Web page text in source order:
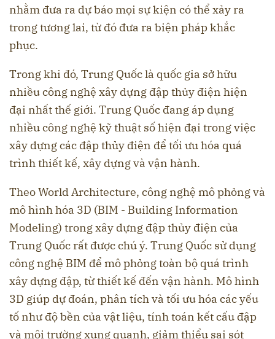
nhằm đưa ra dự báo mọi sự kiện có thể xảy ra
trong tương lai, từ đó đưa ra biện pháp khắc
phục.
Trong khi đó, Trung Quốc là quốc gia sở hữu
nhiều công nghệ xây dựng đập thủy điện hiện
đại nhất thế giới. Trung Quốc đang áp dụng
nhiều công nghệ kỹ thuật số hiện đại trong việc
xây dựng các đập thủy điện để tối ưu hóa quá
trình thiết kế, xây dựng và vận hành.
Theo World Architecture, công nghệ mô phỏng và
mô hình hóa 3D (BIM - Building Information
Modeling) trong xây dựng đập thủy điện của
Trung Quốc rất được chú ý. Trung Quốc sử dụng
công nghệ BIM để mô phỏng toàn bộ quá trình
xây dựng đập, từ thiết kế đến vận hành. Mô hình
3D giúp dự đoán, phân tích và tối ưu hóa các yếu
tố như độ bền của vật liệu, tính toán kết cấu đập
và môi trường xung quanh, giảm thiểu sai sót